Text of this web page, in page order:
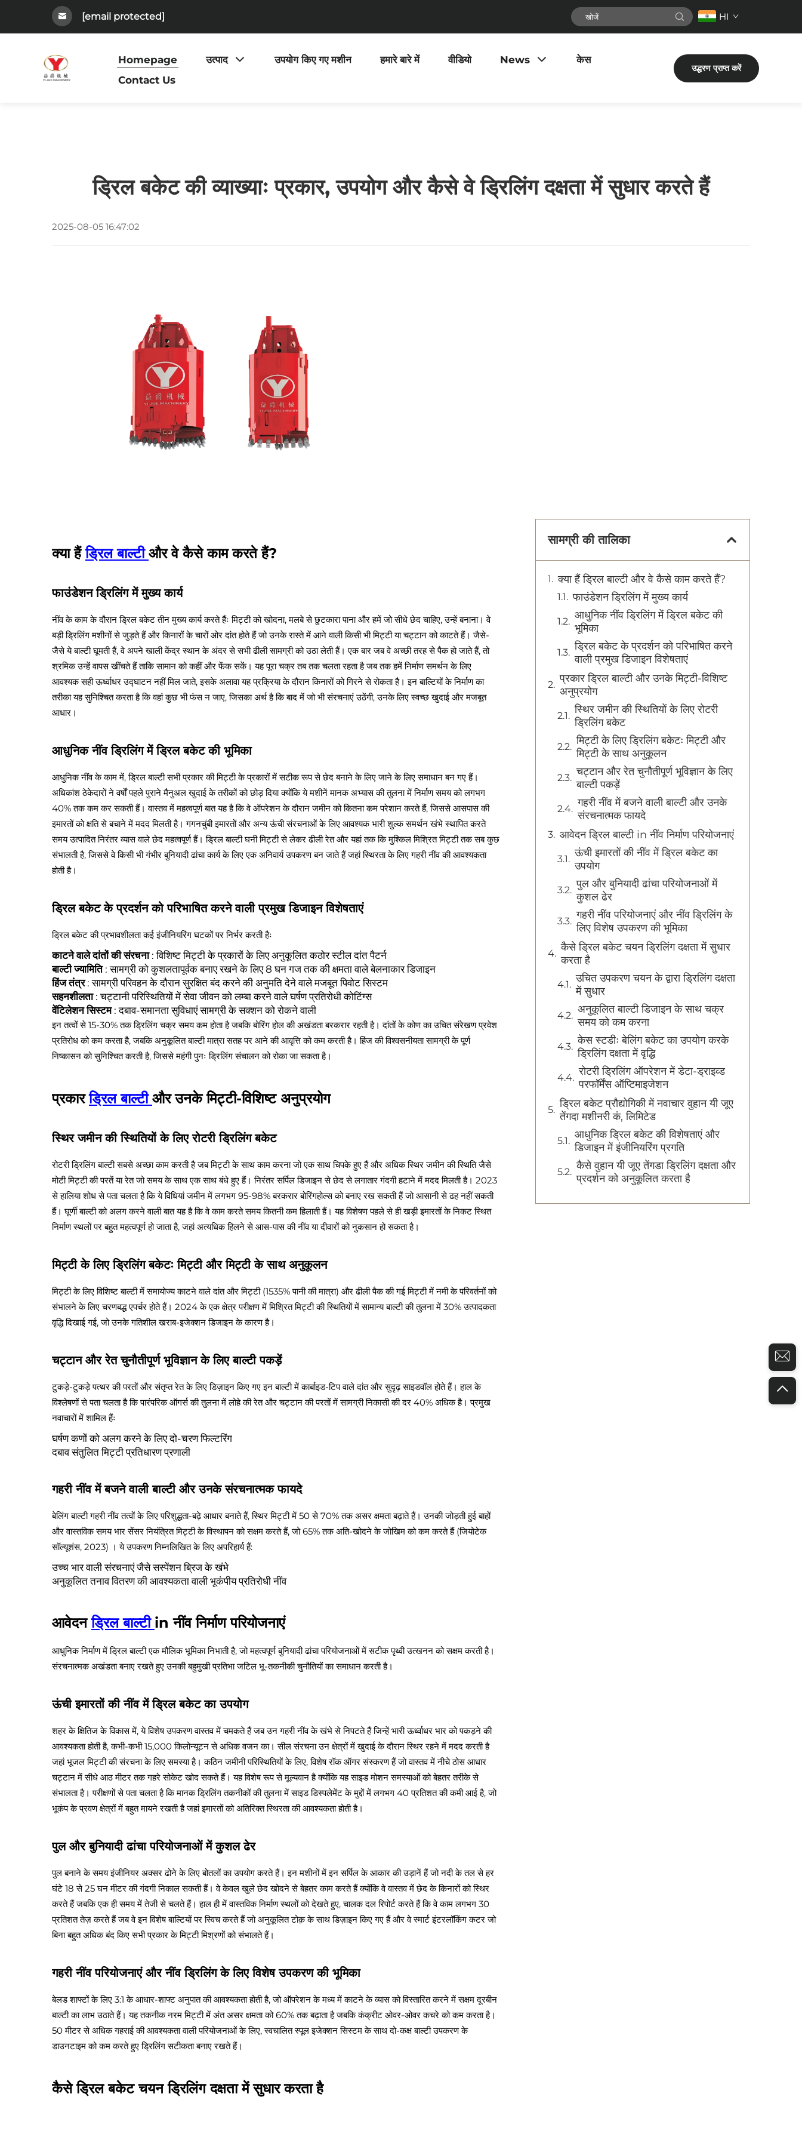
[email protected] HI
Homepage उत्पाद उपयोग किए गए मशीन हमारे बारे में वीडियो News
केस
Contact Us
उद्धरण प्राप्त करें
ड्रिल बकेट की व्याख्याः प्रकार, उपयोग और कैसे वे ड्रिलिंग दक्षता में सुधार करते हैं
2025-08-05 16:47:02
क्या हैंड्रिल बाल्टीऔर वे कैसे काम करते हैं?
फाउंडेशन ड्रिलिंग में मुख्य कार्य
नींव के काम के दौरान ड्रिल बकेट तीन मुख्य कार्य करते हैंः मिट्टी को खोदना, मलबे से छुटकारा पाना और हमें जो सीधे छेद चाहिए, उन्हें बनाना। वे
बड़ी ड्रिलिंग मशीनों से जुड़ते हैं और किनारों के चारों ओर दांत होते हैं जो उनके रास्ते में आने वाली किसी भी मिट्टी या चट्टान को काटते हैं। जैसे-
जैसे ये बाल्टी घूमती हैं, वे अपने खाली केंद्र स्थान के अंदर से सभी ढीली सामग्री को उठा लेती हैं। एक बार जब वे अच्छी तरह से पैक हो जाते हैं, तो
श्रमिक उन्हें वापस खींचते हैं ताकि सामान को कहीं और फेंक सकें। यह पूरा चक्र तब तक चलता रहता है जब तक हमें निर्माण समर्थन के लिए
आवश्यक सही ऊर्ध्वाधर उद्घाटन नहीं मिल जाते, इसके अलावा यह प्रक्रिया के दौरान किनारों को गिरने से रोकता है। इन बाल्टियों के निर्माण का
तरीका यह सुनिश्चित करता है कि वहां कुछ भी फंस न जाए, जिसका अर्थ है कि बाद में जो भी संरचनाएं उठेंगी, उनके लिए स्वच्छ खुदाई और मजबूत
आधार।
आधुनिक नींव ड्रिलिंग में ड्रिल बकेट की भूमिका
आधुनिक नींव के काम में, ड्रिल बाल्टी सभी प्रकार की मिट्टी के प्रकारों में सटीक रूप से छेद बनाने के लिए जाने के लिए समाधान बन गए हैं।
अधिकांश ठेकेदारों ने वर्षों पहले पुराने मैनुअल खुदाई के तरीकों को छोड़ दिया क्योंकि ये मशीनें मानक अभ्यास की तुलना में निर्माण समय को लगभग
40% तक कम कर सकती हैं। वास्तव में महत्वपूर्ण बात यह है कि वे ऑपरेशन के दौरान जमीन को कितना कम परेशान करते हैं, जिससे आसपास की
इमारतों को क्षति से बचाने में मदद मिलती है। गगनचुंबी इमारतों और अन्य ऊंची संरचनाओं के लिए आवश्यक भारी शुल्क समर्थन खंभे स्थापित करते
समय उत्पादित निरंतर व्यास वाले छेद महत्वपूर्ण हैं। ड्रिल बाल्टी घनी मिट्टी से लेकर ढीली रेत और यहां तक कि मुश्किल मिश्रित मिट्टी तक सब कुछ
संभालती है, जिससे वे किसी भी गंभीर बुनियादी ढांचा कार्य के लिए एक अनिवार्य उपकरण बन जाते हैं जहां स्थिरता के लिए गहरी नींव की आवश्यकता
होती है।
ड्रिल बकेट के प्रदर्शन को परिभाषित करने वाली प्रमुख डिजाइन विशेषताएं
ड्रिल बकेट की प्रभावशीलता कई इंजीनियरिंग घटकों पर निर्भर करती हैः
काटने वाले दांतों की संरचना : विशिष्ट मिट्टी के प्रकारों के लिए अनुकूलित कठोर स्टील दांत पैटर्न
बाल्टी ज्यामिति : सामग्री को कुशलतापूर्वक बनाए रखने के लिए 8 घन गज तक की क्षमता वाले बेलनाकार डिजाइन
हिंज तंत्र: सामग्री परिवहन के दौरान सुरक्षित बंद करने की अनुमति देने वाले मजबूत पिवोट सिस्टम
सहनशीलता : चट्टानी परिस्थितियों में सेवा जीवन को लम्बा करने वाले घर्षण प्रतिरोधी कोटिंग्स
वेंटिलेशन सिस्टम : दबाव-समानता सुविधाएं सामग्री के सक्शन को रोकने वाली
इन तत्वों से 15-30% तक ड्रिलिंग चक्र समय कम होता है जबकि बोरिंग होल की अखंडता बरकरार रहती है। दांतों के कोण का उचित संरेखण प्रवेश
प्रतिरोध को कम करता है, जबकि अनुकूलित बाल्टी मात्रा सतह पर आने की आवृत्ति को कम करती है। हिंज की विश्वसनीयता सामग्री के पूर्ण
निष्कासन को सुनिश्चित करती है, जिससे महंगी पुनः ड्रिलिंग संचालन को रोका जा सकता है।
प्रकारड्रिल बाल्टीऔर उनके मिट्टी-विशिष्ट अनुप्रयोग
स्थिर जमीन की स्थितियों के लिए रोटरी ड्रिलिंग बकेट
रोटरी ड्रिलिंग बाल्टी सबसे अच्छा काम करती है जब मिट्टी के साथ काम करना जो एक साथ चिपके हुए हैं और अधिक स्थिर जमीन की स्थिति जैसे
मोटी मिट्टी की परतें या रेत जो समय के साथ एक साथ बंधे हुए हैं। निरंतर सर्पिल डिजाइन से छेद से लगातार गंदगी हटाने में मदद मिलती है। 2023
से हालिया शोध से पता चलता है कि ये विधियां जमीन में लगभग 95-98% बरकरार बोरिंगहोल्स को बनाए रख सकती हैं जो आसानी से ढह नहीं सकती
हैं। घूर्णी बाल्टी को अलग करने वाली बात यह है कि वे काम करते समय कितनी कम हिलाती हैं। यह विशेषण पहले से ही खड़ी इमारतों के निकट स्थित
निर्माण स्थलों पर बहुत महत्वपूर्ण हो जाता है, जहां अत्यधिक हिलने से आस-पास की नींव या दीवारों को नुकसान हो सकता है।
मिट्टी के लिए ड्रिलिंग बकेटः मिट्टी और मिट्टी के साथ अनुकूलन
मिट्टी के लिए विशिष्ट बाल्टी में समायोज्य काटने वाले दांत और मिट्टी (1535% पानी की मात्रा) और ढीली पैक की गई मिट्टी में नमी के परिवर्तनों को
संभालने के लिए चरणबद्ध एपर्चर होते हैं। 2024 के एक क्षेत्र परीक्षण में मिश्रित मिट्टी की स्थितियों में सामान्य बाल्टी की तुलना में 30% उत्पादकता
वृद्धि दिखाई गई, जो उनके गतिशील खराब-इजेक्शन डिजाइन के कारण है।
चट्टान और रेत चुनौतीपूर्ण भूविज्ञान के लिए बाल्टी पकड़ें
टुकड़े-टुकड़े पत्थर की परतों और संतृप्त रेत के लिए डिज़ाइन किए गए इन बाल्टी में कार्बाइड-टिप वाले दांत और सुदृढ़ साइडवॉल होते हैं। हाल के
विश्लेषणों से पता चलता है कि पारंपरिक ऑगर्स की तुलना में लोहे की रेत और चट्टान की परतों में सामग्री निकासी की दर 40% अधिक है। प्रमुख
नवाचारों में शामिल हैंः
घर्षण कणों को अलग करने के लिए दो-चरण फिल्टरिंग
दबाव संतुलित मिट्टी प्रतिधारण प्रणाली
गहरी नींव में बजने वाली बाल्टी और उनके संरचनात्मक फायदे
बेलिंग बाल्टी गहरी नींव तत्वों के लिए परिशुद्धता-बढ़े आधार बनाते हैं, स्थिर मिट्टी में 50 से 70% तक असर क्षमता बढ़ाते हैं। उनकी जोड़ती हुई बाहों
और वास्तविक समय भार सेंसर नियंत्रित मिट्टी के विस्थापन को सक्षम करते हैं, जो 65% तक अति-खोदने के जोखिम को कम करते हैं (जियोटेक
सॉल्यूशंस, 2023) । ये उपकरण निम्नलिखित के लिए अपरिहार्य हैं:
उच्च भार वाली संरचनाएं जैसे सस्पेंशन ब्रिज के खंभे
अनुकूलित तनाव वितरण की आवश्यकता वाली भूकंपीय प्रतिरोधी नींव
आवेदनड्रिल बाल्टी in नींव निर्माण परियोजनाएं
आधुनिक निर्माण में ड्रिल बाल्टी एक मौलिक भूमिका निभाती है, जो महत्वपूर्ण बुनियादी ढांचा परियोजनाओं में सटीक पृथ्वी उत्खनन को सक्षम करती है।
संरचनात्मक अखंडता बनाए रखते हुए उनकी बहुमुखी प्रतिभा जटिल भू-तकनीकी चुनौतियों का समाधान करती है।
ऊंची इमारतों की नींव में ड्रिल बकेट का उपयोग
शहर के क्षितिज के विकास में, ये विशेष उपकरण वास्तव में चमकते हैं जब उन गहरी नींव के खंभे से निपटते हैं जिन्हें भारी ऊर्ध्वाधर भार को पकड़ने की
आवश्यकता होती है, कभी-कभी 15,000 किलोन्यूटन से अधिक वजन का। सील संरचना उन क्षेत्रों में खुदाई के दौरान स्थिर रहने में मदद करती है
जहां भूजल मिट्टी की संरचना के लिए समस्या है। कठिन जमीनी परिस्थितियों के लिए, विशेष रॉक ऑगर संस्करण हैं जो वास्तव में नीचे ठोस आधार
चट्टान में सीधे आठ मीटर तक गहरे सोकेट खोद सकते हैं। यह विशेष रूप से मूल्यवान है क्योंकि यह साइड मोशन समस्याओं को बेहतर तरीके से
संभालता है। परीक्षणों से पता चलता है कि मानक ड्रिलिंग तकनीकों की तुलना में साइड डिस्पलेमेंट के मुद्दों में लगभग 40 प्रतिशत की कमी आई है, जो
भूकंप के प्रवण क्षेत्रों में बहुत मायने रखती है जहां इमारतों को अतिरिक्त स्थिरता की आवश्यकता होती है।
पुल और बुनियादी ढांचा परियोजनाओं में कुशल ढेर
पुल बनाने के समय इंजीनियर अक्सर ढोने के लिए बोतलों का उपयोग करते हैं। इन मशीनों में इन सर्पिल के आकार की उड़ानें हैं जो नदी के तल से हर
घंटे 18 से 25 घन मीटर की गंदगी निकाल सकती हैं। वे केवल खुले छेद खोदने से बेहतर काम करते हैं क्योंकि वे वास्तव में छेद के किनारों को स्थिर
करते हैं जबकि एक ही समय में तेजी से चलते हैं। हाल ही में वास्तविक निर्माण स्थलों को देखते हुए, चालक दल रिपोर्ट करते हैं कि वे काम लगभग 30
प्रतिशत तेज़ करते हैं जब वे इन विशेष बाल्टियों पर स्विच करते हैं जो अनुकूलित टोक़ के साथ डिज़ाइन किए गए हैं और वे स्मार्ट इंटरलॉकिंग कटर जो
बिना बहुत अधिक बंद किए सभी प्रकार के मिट्टी मिश्रणों को संभालते हैं।
गहरी नींव परियोजनाएं और नींव ड्रिलिंग के लिए विशेष उपकरण की भूमिका
बेलड शाफ्टों के लिए 3:1 के आधार-शाफ्ट अनुपात की आवश्यकता होती है, जो ऑपरेशन के मध्य में काटने के व्यास को विस्तारित करने में सक्षम दूरबीन
बाल्टी का लाभ उठाते हैं। यह तकनीक नरम मिट्टी में अंत असर क्षमता को 60% तक बढ़ाता है जबकि कंक्रीट ओवर-ओवर कचरे को कम करता है।
50 मीटर से अधिक गहराई की आवश्यकता वाली परियोजनाओं के लिए, स्वचालित स्पूल इजेक्शन सिस्टम के साथ दो-कक्ष बाल्टी उपकरण के
डाउनटाइम को कम करते हुए ड्रिलिंग सटीकता बनाए रखते हैं।
कैसे ड्रिल बकेट चयन ड्रिलिंग दक्षता में सुधार करता है
सामग्री की तालिका
क्या हैं ड्रिल बाल्टी और वे कैसे काम करते हैं?
फाउंडेशन ड्रिलिंग में मुख्य कार्य
आधुनिक नींव ड्रिलिंग में ड्रिल बकेट की
भूमिका
ड्रिल बकेट के प्रदर्शन को परिभाषित करने
वाली प्रमुख डिजाइन विशेषताएं
प्रकार ड्रिल बाल्टी और उनके मिट्टी-विशिष्ट
अनुप्रयोग
स्थिर जमीन की स्थितियों के लिए रोटरी
ड्रिलिंग बकेट
मिट्टी के लिए ड्रिलिंग बकेटः मिट्टी और
मिट्टी के साथ अनुकूलन
चट्टान और रेत चुनौतीपूर्ण भूविज्ञान के लिए
बाल्टी पकड़ें
गहरी नींव में बजने वाली बाल्टी और उनके
संरचनात्मक फायदे
आवेदन ड्रिल बाल्टी in नींव निर्माण परियोजनाएं
ऊंची इमारतों की नींव में ड्रिल बकेट का
उपयोग
पुल और बुनियादी ढांचा परियोजनाओं में
कुशल ढेर
गहरी नींव परियोजनाएं और नींव ड्रिलिंग के
लिए विशेष उपकरण की भूमिका
कैसे ड्रिल बकेट चयन ड्रिलिंग दक्षता में सुधार
करता है
उचित उपकरण चयन के द्वारा ड्रिलिंग दक्षता
में सुधार
अनुकूलित बाल्टी डिजाइन के साथ चक्र
समय को कम करना
केस स्टडीः बेलिंग बकेट का उपयोग करके
ड्रिलिंग दक्षता में वृद्धि
रोटरी ड्रिलिंग ऑपरेशन में डेटा-ड्राइव्ड
परफॉर्मेंस ऑप्टिमाइजेशन
ड्रिल बकेट प्रौद्योगिकी में नवाचार वुहान यी जूए
तेंगदा मशीनरी कं, लिमिटेड
आधुनिक ड्रिल बकेट की विशेषताएं और
डिजाइन में इंजीनियरिंग प्रगति
कैसे वुहान यी जूए तेंगडा ड्रिलिंग दक्षता और
प्रदर्शन को अनुकूलित करता है